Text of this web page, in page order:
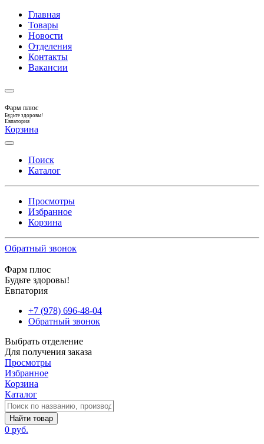
Главная
Товары
Новости
Отделения
Контакты
Вакансии
Фарм плюс
Будьте здоровы!
Евпатория
Корзина
Поиск
Каталог
Просмотры
Избранное
Корзина
Обратный звонок
Фарм плюс
Будьте здоровы!
Евпатория
+7 (978) 696-48-04
Обратный звонок
Выбрать отделение
Для получения заказа
Просмотры
Избранное
Корзина
Каталог
Найти товар
0 руб.